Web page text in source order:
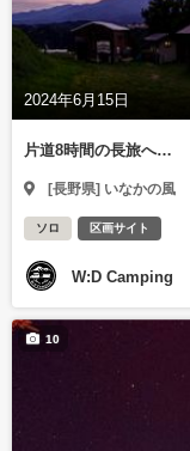
2024年6月15日
片道8時間の長旅へ…
[長野県] いなかの風
ソロ 区画サイト
W:D Camping
10